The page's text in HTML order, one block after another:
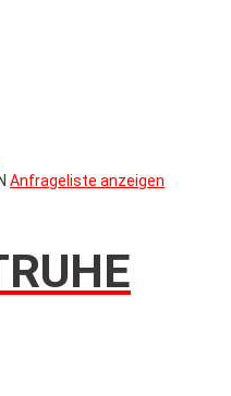
N Anfrageliste anzeigen